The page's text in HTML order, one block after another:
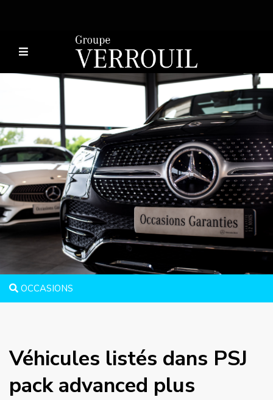
OCCASIONS
Véhicules listés dans PSJ
pack advanced plus